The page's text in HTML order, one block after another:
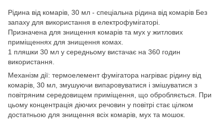
Рідина від комарів, 30 мл - спеціальна рідина від комарів Без
запаху для використання в електрофумігаторі.
Призначена для знищення комарів та мух у житлових
приміщеннях для знищення комах.
1 пляшки 30 мл у середньому вистачає на 360 годин
використання.
Механізм дії: термоелемент фумігатора нагріває рідину від
комарів, 30 мл, змушуючи випаровуватися і змішуватися з
повітряним середовищем приміщення, що обробляється. При
цьому концентрація діючих речовин у повітрі стає цілком
достатньою для знищення всіх комарів, мух та мошок.